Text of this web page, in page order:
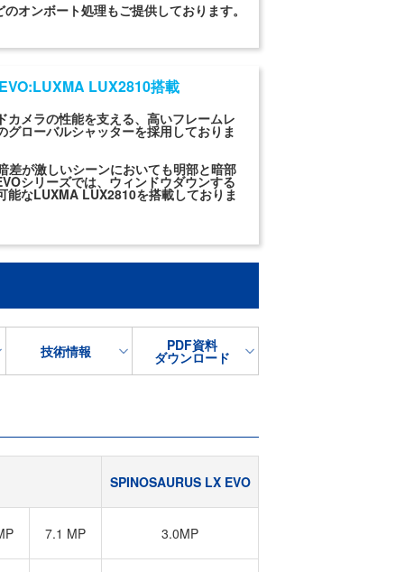
オンボート処理もご提供しております。
LUX2810搭載
メラの性能を支える、高いフレームレ
ローバルシャッターを採用しておりま
差が激しいシーンにおいても明部と暗部
シリーズでは、ウィンドウダウンする
能なLUXMA LUX2810を搭載しておりま
技術情報 PDF資料
ダウンロード
SPINOSAURUS LX EVO
7.1 MP 3.0MP